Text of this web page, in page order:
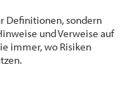
Definitionen, sondern
und Verweise auf
immer, wo Risiken